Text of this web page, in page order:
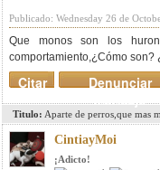
Publicado: Wednesday 26 de
Que monos son los
comportamiento,¿Cómo son?
Denunciar
mensaje
Citar
Titulo: Aparte de perros,que mas
CintiayMoi
¡Adicto!